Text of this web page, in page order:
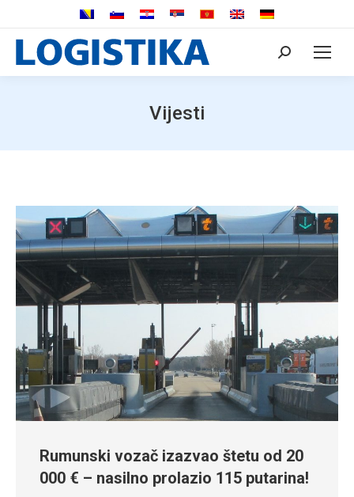
Search:
Vijesti
Rumunski vozač izazvao štetu od 20
000 € – nasilno prolazio 115 putarina!